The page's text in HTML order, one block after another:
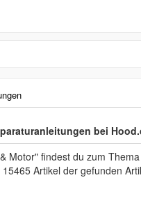
bei
Motor" findest du zum
Artikel der gefunden